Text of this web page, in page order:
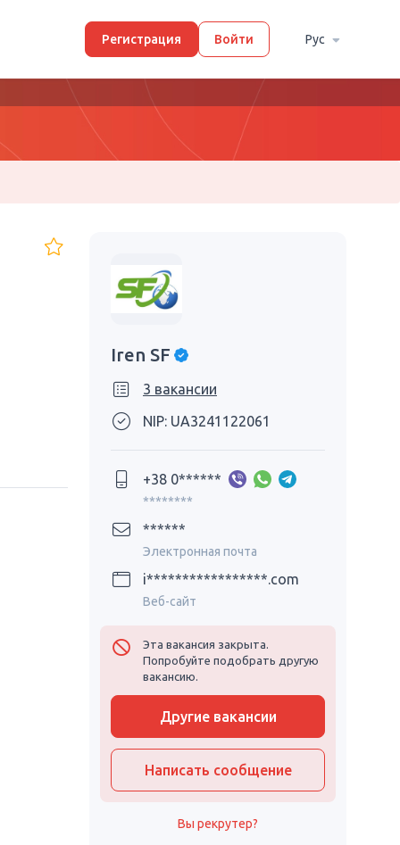
Регистрация Войти Рус
Iren SF
3 вакансии
NIP: UA3241122061
+38 0******
********
******
Электронная почта
i*****************.com
Веб-сайт
Эта вакансия закрыта.
Попробуйте подобрать другую
вакансию.
Другие вакансии
Написать сообщение
Вы рекрутер?